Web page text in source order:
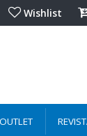
Wishlist
OUTLET